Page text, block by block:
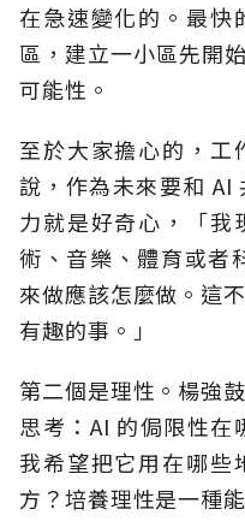
在急速變化的。 最快
區，建立一小區先開
可能性。
至於大家擔心的，工
說，作為未來要和 AI
力就是好奇心 ， 「我
術、音樂、體育或者
來做應該怎麼做。這
有趣的事 。」
第二個是理性。楊強
思考： AI 的侷限性在
我希望把它用在哪些
方？培養理性是一種